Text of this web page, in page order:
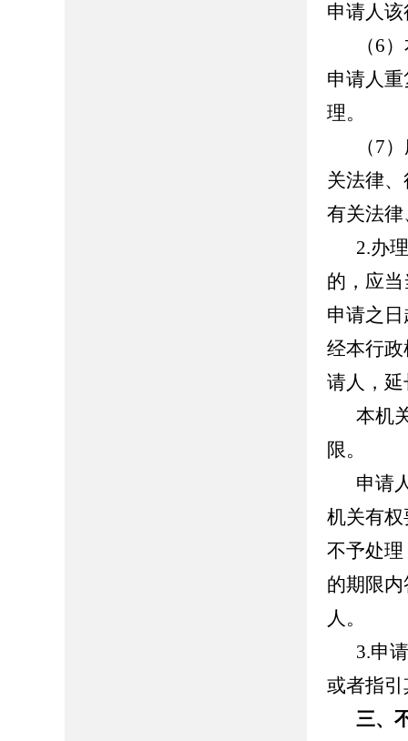
申请人
（6
申请人
理。
（7
关法律
有关法
2.办
的，应
申请之
经本行
请人，
本机
限。
申请
机关有
不予处
的期限
人。
3.申
或者指
三、